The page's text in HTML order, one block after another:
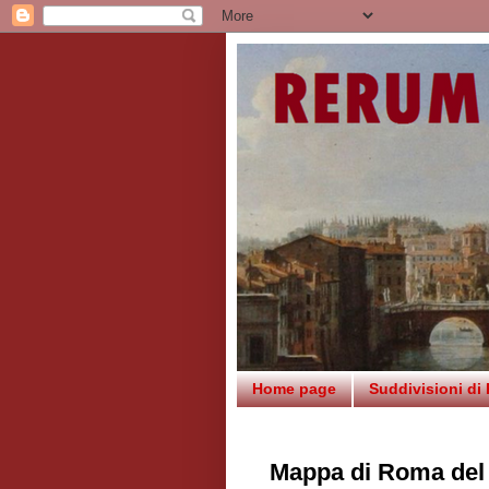
Home page Suddivisioni di
Mappa di Roma